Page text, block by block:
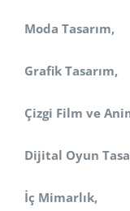
Moda Tasarım,
Grafik Tasarım,
Çizgi Film ve
Dijital Oyun
İç Mimarlık,